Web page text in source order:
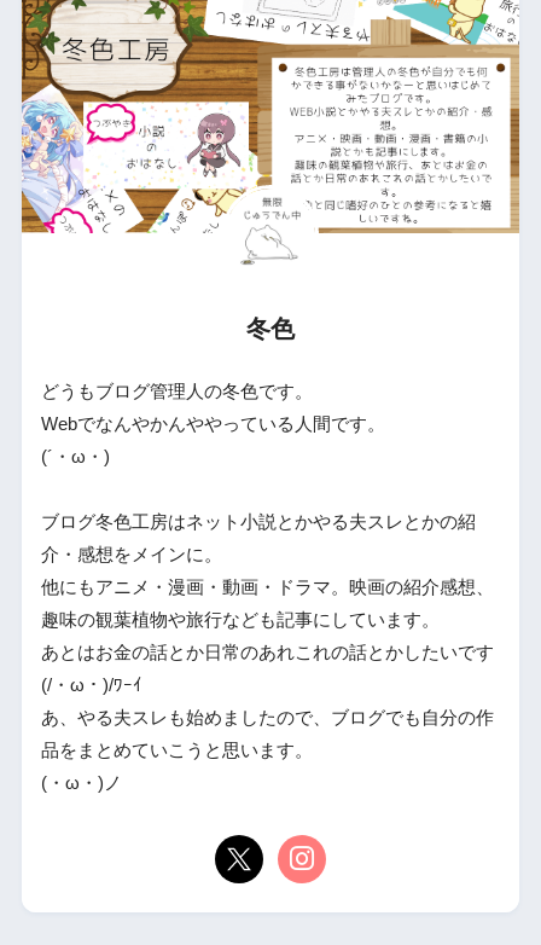
冬色
どうもブログ管理人の冬色です。
Webでなんやかんややっている人間です。
(´・ω・)
ブログ冬色工房はネット小説とかやる夫スレとかの紹
介・感想をメインに。
他にもアニメ・漫画・動画・ドラマ。映画の紹介感想、
趣味の観葉植物や旅行なども記事にしています。
あとはお金の話とか日常のあれこれの話とかしたいです
(/・ω・)/ﾜｰｲ
あ、やる夫スレも始めましたので、ブログでも自分の作
品をまとめていこうと思います。
(・ω・)ノ